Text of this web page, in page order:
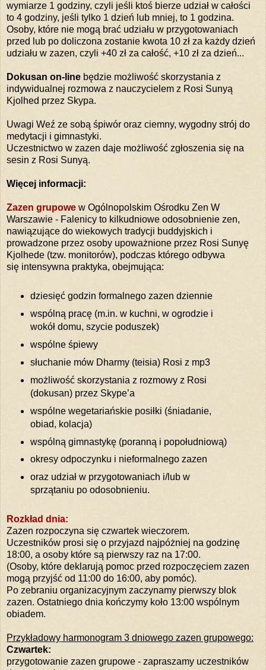
wymiarze 1 godziny, czyli jeśli ktoś bierze udział w całości
to 4 godziny, jeśli tylko 1 dzień lub mniej, to 1 godzina.
Osoby, które nie mogą brać udziału w przygotowaniach
przed lub po doliczona zostanie kwota 10 zł za każdy dzień
udziału w zazen, czyli +40 zł za całość, +10 zł za dzień...
Dokusan on-line będzie możliwość skorzystania z
indywidualnej rozmowa z nauczycielem z Rosi Sunyą
Kjolhed przez Skypa.
Uwagi Weź ze sobą śpiwór oraz ciemny, wygodny strój do
medytacji i gimnastyki.
Uczestnictwo w zazen daje możliwość zgłoszenia się na
sesin z Rosi Sunyą.
Więcej informacji:
Zazen grupowe w Ogólnopolskim Ośrodku Zen W
Warszawie - Falenicy to kilkudniowe odosobnienie zen,
nawiązujące do wiekowych tradycji buddyjskich i
prowadzone przez osoby upoważnione przez Rosi Sunyę
Kjolhede (tzw. monitorów), podczas którego odbywa
się intensywna praktyka, obejmująca:
dziesięć godzin formalnego zazen dziennie
wspólną pracę (m.in. w kuchni, w ogrodzie i
wokół domu, szycie poduszek)
wspólne śpiewy
słuchanie mów Dharmy (teisia) Rosi z mp3
możliwość skorzystania z rozmowy z Rosi
(dokusan) przez Skype’a
wspólne wegetariańskie posiłki (śniadanie,
obiad, kolacja)
wspólną gimnastykę (poranną i popołudniową)
okresy odpoczynku i nieformalnego zazen
oraz udział w przygotowaniach i/lub w
sprzątaniu po odosobnieniu.
Rozkład dnia:
Zazen rozpoczyna się czwartek wieczorem.
Uczestników prosi się o przyjazd najpóżniej na godzinę
18:00, a osoby które są pierwszy raz na 17:00.
(Osoby, które deklarują pomoc przed rozpoczęciem zazen
mogą przyjść od 11:00 do 16:00, aby pomóc).
Po zebraniu organizacyjnym zaczynamy pierwszy blok
zazen. Ostatniego dnia kończymy koło 13:00 wspólnym
obiadem.
Przykładowy harmonogram 3 dniowego zazen grupowego:
Czwartek:
przygotowanie zazen grupowe - zapraszamy uczestników